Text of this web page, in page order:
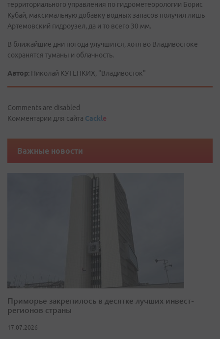
территориального управления по гидрометеорологии Борис
Кубай, максимальную добавку водных запасов получил лишь
Артемовский гидроузел, да и то всего 30 мм.
В ближайшие дни погода улучшится, хотя во Владивостоке
сохранятся туманы и облачность.
Автор: Николай КУТЕНКИХ, "Владивосток"
Comments are disabled
Комментарии для сайта Cackle
Важные новости
Приморье закрепилось в десятке лучших инвест-
регионов страны
17.07.2026